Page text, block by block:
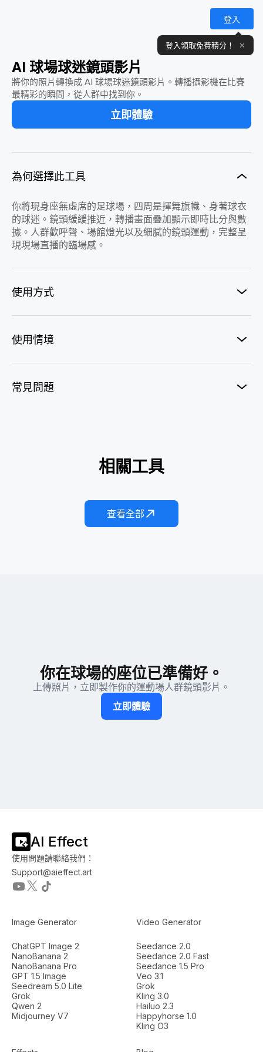
登入
登入領取免費積分！ ✕
AI 球場球迷鏡頭影片
將你的照片轉換成 AI 球場球迷鏡頭影片。轉播攝影機在比賽
最精彩的瞬間，從人群中找到你。
立即體驗
為何選擇此工具
你將現身座無虛席的足球場，四周是揮舞旗幟、身著球衣
的球迷。鏡頭緩緩推近，轉播畫面疊加顯示即時比分與數
據。人群歡呼聲、場館燈光以及細膩的鏡頭運動，完整呈
現現場直播的臨場感。
使用方式
使用情境
常見問題
相關工具F1 維修區直播
一鏡成名
查看全部
你在球場的座位已準備好。
上傳照片，立即製作你的運動場人群鏡頭影片。
立即體驗
AI Effect
使用問題請聯絡我們：
Support@aieffect.art
Image Generator
ChatGPT Image 2
NanoBanana 2
NanoBanana Pro
GPT 1.5 Image
Seedream 5.0 Lite
Grok
Qwen 2
Midjourney V7
Video Generator
Seedance 2.0
Seedance 2.0 Fast
Seedance 1.5 Pro
Veo 3.1
Grok
Kling 3.0
Hailuo 2.3
Happyhorse 1.0
Kling O3